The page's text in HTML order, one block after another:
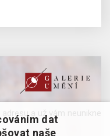
a už vám neunikne
dat
naše